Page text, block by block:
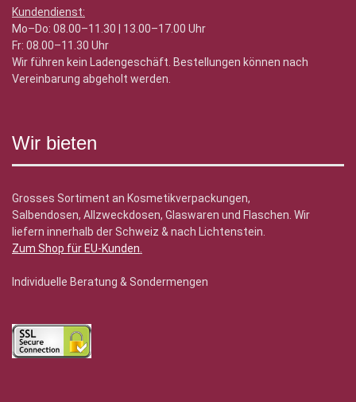
Kundendienst:
Mo–Do: 08.00–11.30 | 13.00–17.00 Uhr
Fr: 08.00–11.30 Uhr
Wir führen kein Ladengeschäft. Bestellungen können nach
Vereinbarung abgeholt werden.
Wir bieten
Grosses Sortiment an Kosmetikverpackungen,
Salbendosen, Allzweckdosen, Glaswaren und Flaschen. Wir
liefern innerhalb der Schweiz & nach Lichtenstein.
Zum Shop für EU-Kunden.
Individuelle Beratung & Sondermengen